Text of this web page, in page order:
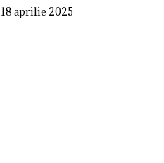
18 aprilie 2025